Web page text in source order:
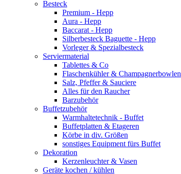
Besteck
Premium - Hepp
Aura - Hepp
Baccarat - Hepp
Silberbesteck Baguette - Hepp
Vorleger & Spezialbesteck
Serviermaterial
Tablettes & Co
Flaschenkühler & Champagnerbowlen
Salz, Pfeffer & Sauciere
Alles für den Raucher
Barzubehör
Buffetzubehör
Warmhaltetechnik - Buffet
Buffetplatten & Etageren
Körbe in div. Größen
sonstiges Equipment fürs Buffet
Dekoration
Kerzenleuchter & Vasen
Geräte kochen / kühlen